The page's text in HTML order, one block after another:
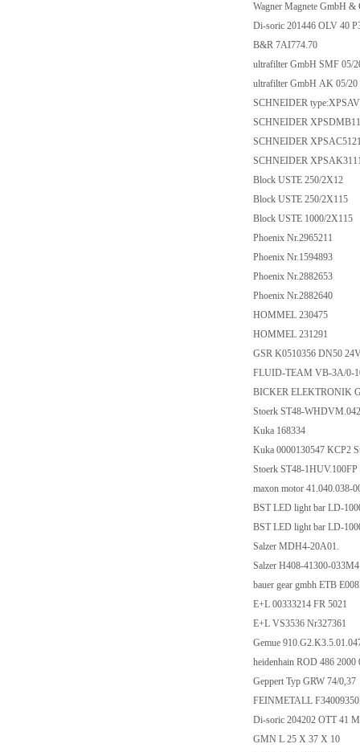
Wagner Magnete GmbH
Di-soric 201446 OLV 40
B&R 7AI774.70
ultrafilter GmbH SMF 05/
ultrafilter GmbH AK 05/20
SCHNEIDER
SCHNEIDER
SCHNEIDER
SCHNEIDER
Block USTE 250/2X12
Block USTE 250/2X115
Block USTE 1000/2X115
Phoenix Nr.2965211
Phoenix Nr.1594893
Phoenix Nr.2882653
Phoenix Nr.2882640
HOMMEL 230475
HOMMEL 231291
GSR K0510356 DN50
FLUID-TEAM VB-3A/0-
BICKER ELEKTRONIK
Stoerk ST48-
Kuka 168334
Kuka 0000130547 KCP2
Stoerk ST48-
maxon motor 41.040.038-
BST LED light bar LD-
BST LED light bar LD-
Salzer MDH4-20A01.
Salzer H408-41300-
bauer gear gmbh ETB
E+L 00333214 FR 5021
E+L VS3536 Nr327361
Gemue
heidenhain ROD 486
Geppert Typ GRW 74/0,37
FEINMETALL
Di-soric 204202 OTT 41
GMN L 25 X 37 X 10